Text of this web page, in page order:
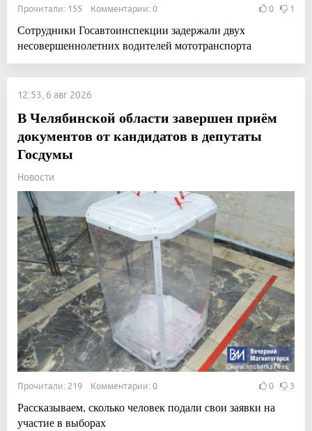
Прочитали: 155 Комментарии: 0 0 1
Сотрудники Госавтоинспекции задержали двух
несовершеннолетних водителей мототранспорта
12:53, 6 авг 2026
В Челябинской области завершен приём
документов от кандидатов в депутаты
Госдумы
Новости
Прочитали: 219 Комментарии: 0 0 3
Рассказываем, сколько человек подали свои заявки на
участие в выборах